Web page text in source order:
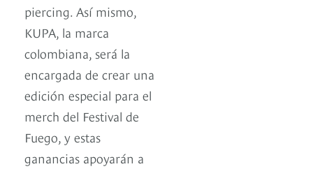
piercing. Así mismo,
KUPA, la marca
colombiana, será la
encargada de crear una
edición especial para el
merch del Festival de
Fuego, y estas
ganancias apoyarán a